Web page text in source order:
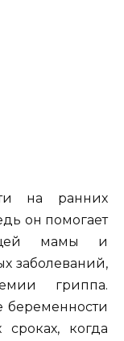
на ранних
он помогает
мамы и
заболеваний,
гриппа.
когда